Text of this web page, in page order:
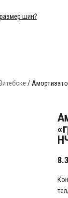
шин?
/